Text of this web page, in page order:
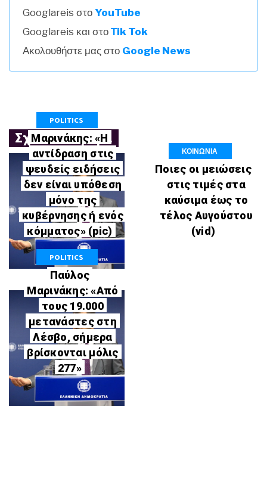
Googlareis στο YouTube
Googlareis και στο Τik Tok
Ακολουθήστε μας στο Google News
Σχετικά Άρθρα
POLITICS
Μαρινάκης: «Η
αντίδραση στις
ψευδείς ειδήσεις
δεν είναι υπόθεση
μόνο της
κυβέρνησης ή ενός
κόμματος» (pic)
ΚΟΙΝΩΝΙΑ
Ποιες οι μειώσεις
στις τιμές στα
καύσιμα έως το
τέλος Αυγούστου
(vid)
POLITICS
Παύλος
Μαρινάκης: «Από
τους 19.000
μετανάστες στη
Λέσβο, σήμερα
βρίσκονται μόλις
277»